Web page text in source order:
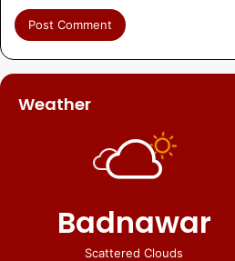
Weather
Badnawar
Scattered Clouds